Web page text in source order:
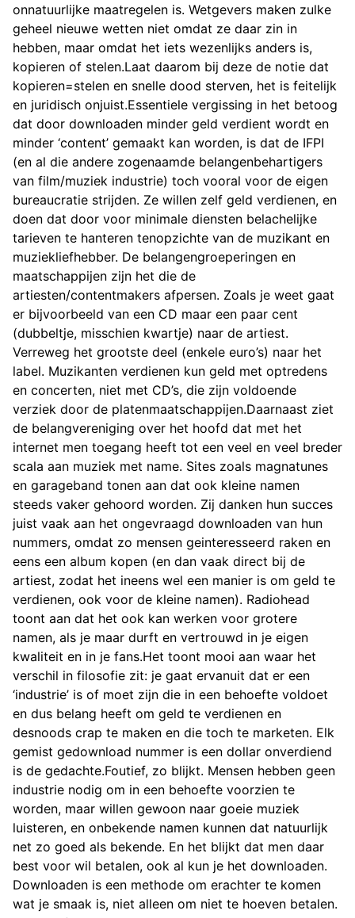
onnatuurlijke maatregelen is. Wetgevers maken zulke
geheel nieuwe wetten niet omdat ze daar zin in
hebben, maar omdat het iets wezenlijks anders is,
kopieren of stelen.Laat daarom bij deze de notie dat
kopieren=stelen en snelle dood sterven, het is feitelijk
en juridisch onjuist.Essentiele vergissing in het betoog
dat door downloaden minder geld verdient wordt en
minder ‘content’ gemaakt kan worden, is dat de IFPI
(en al die andere zogenaamde belangenbehartigers
van film/muziek industrie) toch vooral voor de eigen
bureaucratie strijden. Ze willen zelf geld verdienen, en
doen dat door voor minimale diensten belachelijke
tarieven te hanteren tenopzichte van de muzikant en
muziekliefhebber. De belangengroeperingen en
maatschappijen zijn het die de
artiesten/contentmakers afpersen. Zoals je weet gaat
er bijvoorbeeld van een CD maar een paar cent
(dubbeltje, misschien kwartje) naar de artiest.
Verreweg het grootste deel (enkele euro’s) naar het
label. Muzikanten verdienen kun geld met optredens
en concerten, niet met CD’s, die zijn voldoende
verziek door de platenmaatschappijen.Daarnaast ziet
de belangvereniging over het hoofd dat met het
internet men toegang heeft tot een veel en veel breder
scala aan muziek met name. Sites zoals magnatunes
en garageband tonen aan dat ook kleine namen
steeds vaker gehoord worden. Zij danken hun succes
juist vaak aan het ongevraagd downloaden van hun
nummers, omdat zo mensen geinteresseerd raken en
eens een album kopen (en dan vaak direct bij de
artiest, zodat het ineens wel een manier is om geld te
verdienen, ook voor de kleine namen). Radiohead
toont aan dat het ook kan werken voor grotere
namen, als je maar durft en vertrouwd in je eigen
kwaliteit en in je fans.Het toont mooi aan waar het
verschil in filosofie zit: je gaat ervanuit dat er een
‘industrie’ is of moet zijn die in een behoefte voldoet
en dus belang heeft om geld te verdienen en
desnoods crap te maken en die toch te marketen. Elk
gemist gedownload nummer is een dollar onverdiend
is de gedachte.Foutief, zo blijkt. Mensen hebben geen
industrie nodig om in een behoefte voorzien te
worden, maar willen gewoon naar goeie muziek
luisteren, en onbekende namen kunnen dat natuurlijk
net zo goed als bekende. En het blijkt dat men daar
best voor wil betalen, ook al kun je het downloaden.
Downloaden is een methode om erachter te komen
wat je smaak is, niet alleen om niet te hoeven betalen.